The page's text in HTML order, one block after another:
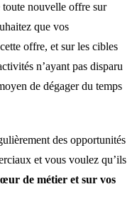
toute nouvelle offre sur
que vos
offre, et sur les cibles
n’ayant pas disparu
de dégager du temps
des opportunités
et vous voulez qu’ils
de métier et sur vos